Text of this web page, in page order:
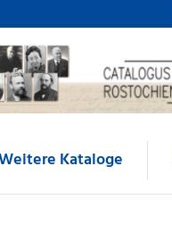
Kataloge